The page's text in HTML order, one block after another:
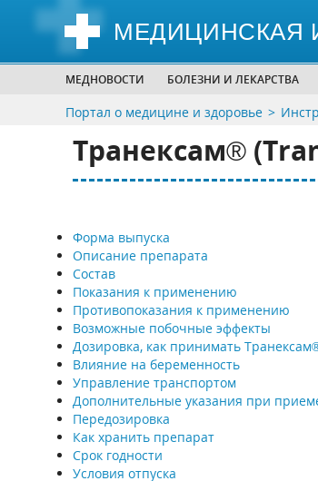
МЕДИЦИНСКАЯ
МЕДНОВОСТИ БОЛЕЗНИ И ЛЕКАРСТВА
Портал о медицине и здоровье
Транексам®
Форма выпуска
Описание препарата
Состав
Показания к применению
Противопоказания к применению
Возможные побочные эффекты
Дозировка, как принимать
Влияние на беременность
Управление транспортом
Дополнительные указания при
Передозировка
Как хранить препарат
Срок годности
Условия отпуска